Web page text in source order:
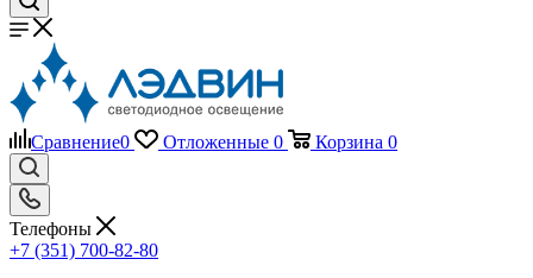
Сравнение0 Отложенные 0 Корзина 0
Телефоны
+7 (351) 700-82-80